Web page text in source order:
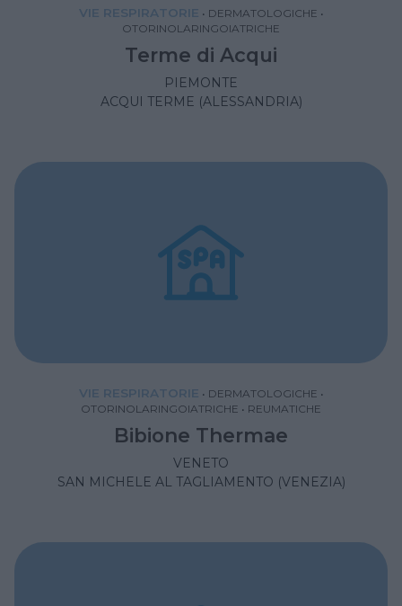
VIE RESPIRATORIE • DERMATOLOGICHE •
OTORINOLARINGOIATRICHE
Terme di Acqui
PIEMONTE
ACQUI TERME (ALESSANDRIA)
VIE RESPIRATORIE • DERMATOLOGICHE •
OTORINOLARINGOIATRICHE • REUMATICHE
Bibione Thermae
VENETO
SAN MICHELE AL TAGLIAMENTO (VENEZIA)